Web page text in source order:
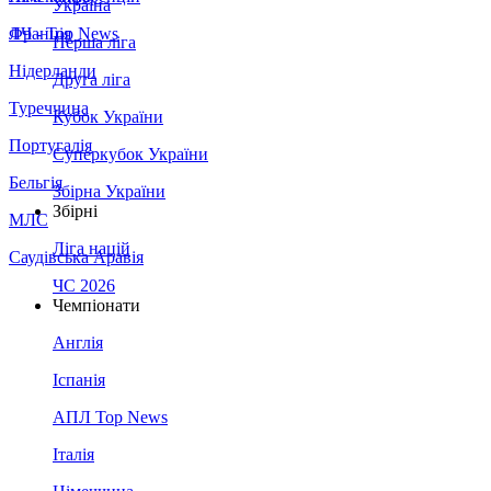
Франція
Нідерланди
Туреччина
Португалія
Бельгія
МЛС
Саудівська Аравія
ЛЧ - Top News
Україна
Перша ліга
Друга ліга
Кубок України
Суперкубок України
Збірна України
Збірні
Ліга націй
ЧС 2026
Чемпіонати
Англія
Іспанія
АПЛ Top News
Італія